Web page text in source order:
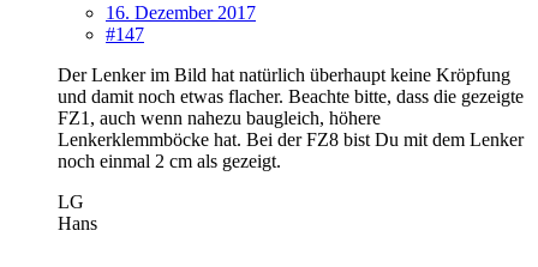
16. Dezember 2017
#147
Der Lenker im Bild hat natürlich überhaupt keine Kröpfung
und damit noch etwas flacher. Beachte bitte, dass die gezeigte
FZ1, auch wenn nahezu baugleich, höhere
Lenkerklemmböcke hat. Bei der FZ8 bist Du mit dem Lenker
noch einmal 2 cm als gezeigt.
LG
Hans